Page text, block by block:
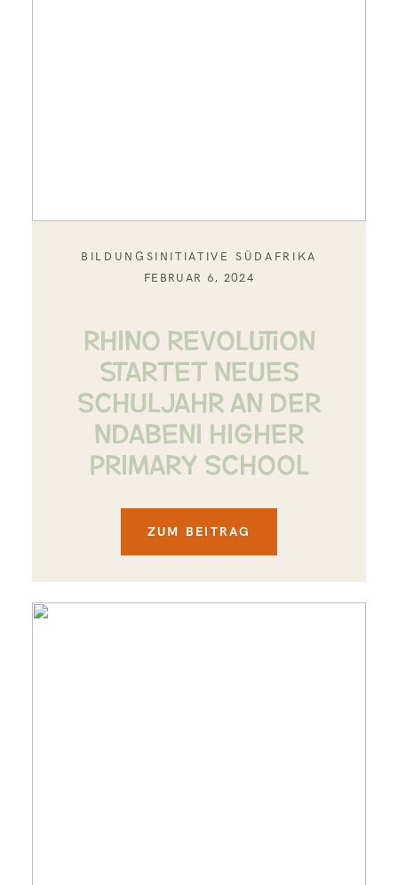
BILDUNGSINITIATIVE SÜDAFRIKA
FEBRUAR 6, 2024
RHINO REVOLUTION
STARTET NEUES
SCHULJAHR AN DER
NDABENI HIGHER
PRIMARY SCHOOL
ZUM BEITRAG